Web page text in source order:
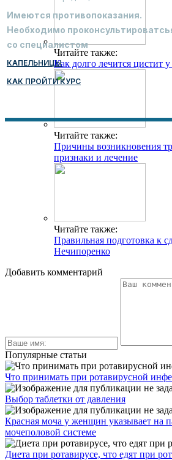
Читайте также:
Как долго лечится цистит
Читайте также:
Причины возникновения
признаки и лечение
Читайте также:
Правильная подготовка к
Нечипоренко
Добавить комментарий
Популярные статьи
Что принимать при ротавирусной
Выбор таблетки от давления
Красная моча у женщин указывает на
мочеполовой системе
Диета при ротавирусе, что едят при
Имеются противопоказания.
Необходимо
со специалистом
КАПЕЛЬНИЦЫ
КАК ПРОЙТИ КУРС